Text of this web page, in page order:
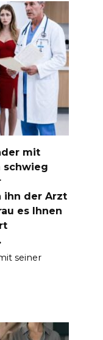
mit
schwieg
ihn der Arzt
es Ihnen
seiner